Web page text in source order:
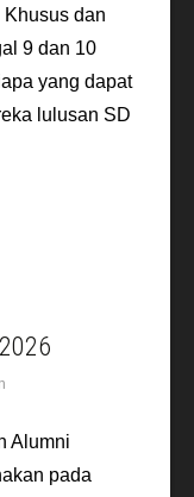
dan
9 dan 10
yang dapat
lulusan SD
Alumni
pada